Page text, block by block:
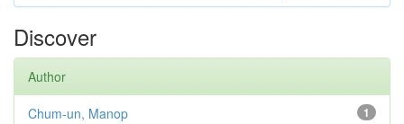
Discover
Author
1
Chum-un, Manop